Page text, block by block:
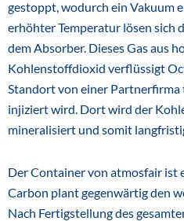
gestoppt, wodurch ein Vakuum
erhöhter Temperatur lösen sich
dem Absorber. Dieses Gas aus
Kohlenstoffdioxid verflüssigt
Standort von einer Partnerfirma
injiziert wird. Dort wird der
mineralisiert und somit
Der Container von atmosfair ist
Carbon plant gegenwärtig den
Nach Fertigstellung des